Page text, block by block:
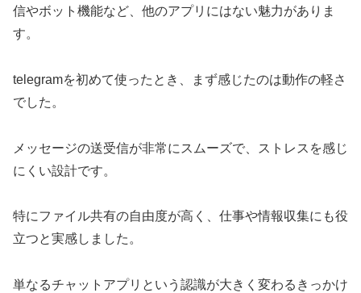
信やボット機能など、他のアプリにはない魅力がありま
す。
telegramを初めて使ったとき、まず感じたのは動作の軽さ
でした。
メッセージの送受信が非常にスムーズで、ストレスを感じ
にくい設計です。
特にファイル共有の自由度が高く、仕事や情報収集にも役
立つと実感しました。
単なるチャットアプリという認識が大きく変わるきっかけ